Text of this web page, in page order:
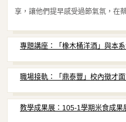
享，讓他們提早感受過節氣氛，在
專題講座：「橡木桶洋酒」與本
職場接軌：「鼎泰豐」校內徵才
教學成果展：105-1學期米食成果